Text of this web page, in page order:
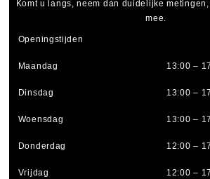
Komt u langs, neem dan duidelijke
mee.
Openingstijden
Maandag 13:00 –
Dinsdag 13:00 –
Woensdag 13:00 –
Donderdag 12:00 –
Vrijdag 12:00 –